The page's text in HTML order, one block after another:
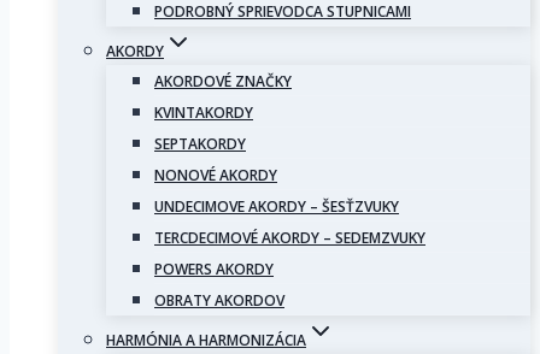
PODROBNÝ SPRIEVODCA STUPNICAMI
AKORDY
AKORDOVÉ ZNAČKY
KVINTAKORDY
SEPTAKORDY
NONOVÉ AKORDY
UNDECIMOVE AKORDY – ŠESŤZVUKY
TERCDECIMOVÉ AKORDY – SEDEMZVUKY
POWERS AKORDY
OBRATY AKORDOV
HARMÓNIA A HARMONIZÁCIA